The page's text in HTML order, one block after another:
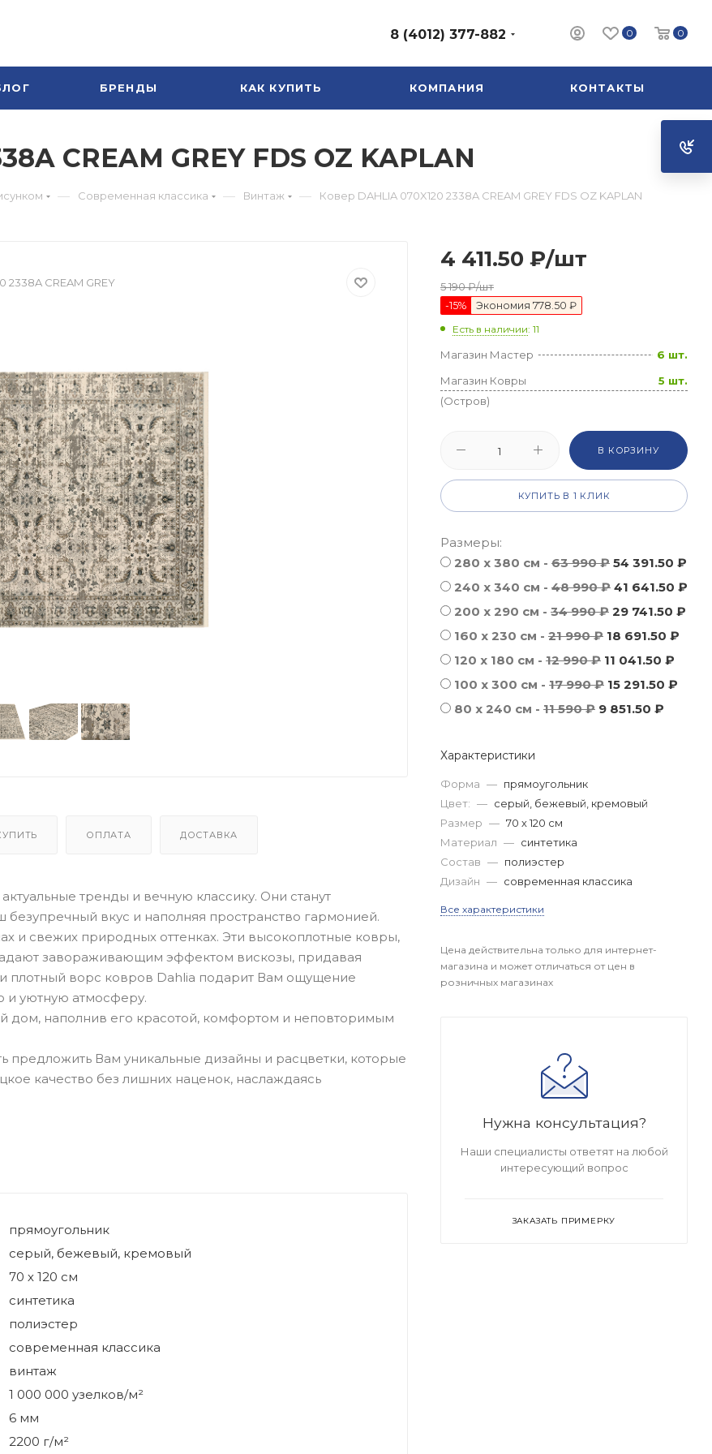
0 0
8 (4012) 377-882
БРЕНДЫ КАК КУПИТЬ КОМПАНИЯ КОНТАКТЫ
CREAM GREY FDS OZ KAPLAN
— Современная классика — Винтаж — Ковер DAHLIA 070X120 2338A CREAM GREY FDS OZ KAPLAN
2338A CREAM GREY
ОПЛАТА ДОСТАВКА
тренды и вечную классику. Они станут
вкус и наполняя пространство гармонией.
и свежих природных оттенках. Эти высокоплотные ковры,
завораживающим эффектом вискозы, придавая
плотный ворс ковров Dahlia подарит Вам ощущение
и уютную атмосферу.
дом, наполнив его красотой, комфортом и неповторимым
Вам уникальные дизайны и расцветки, которые
качество без лишних наценок, наслаждаясь
прямоугольник
серый, бежевый, кремовый
70 х 120 см
синтетика
полиэстер
современная классика
винтаж
1 000 000 узелков/м²
6 мм
2200 г/м²
4 411.50 ₽/шт
5 190₽/шт
-15% Экономия 778.50 ₽
Есть в наличии: 11
Магазин Мастер
6 шт.
Магазин Ковры
(Остров)
5 шт.
В КОРЗИНУ
КУПИТЬ В 1 КЛИК
Размеры:
280 x 380 см - 63 990 ₽ 54 391.50 ₽
240 x 340 см - 48 990 ₽ 41 641.50 ₽
200 x 290 см - 34 990 ₽ 29 741.50 ₽
160 x 230 см - 21 990 ₽ 18 691.50 ₽
120 x 180 см - 12 990 ₽ 11 041.50 ₽
100 x 300 см - 17 990 ₽ 15 291.50 ₽
80 x 240 см - 11 590 ₽ 9 851.50 ₽
Характеристики
Форма — прямоугольник
Цвет: — серый, бежевый, кремовый
Размер — 70 х 120 см
Материал — синтетика
Состав — полиэстер
Дизайн — современная классика
Все характеристики
Цена действительна только для интернет-
магазина и может отличаться от цен в
розничных магазинах
Нужна консультация?
Наши специалисты ответят на любой
интересующий вопрос
ЗАКАЗАТЬ ПРИМЕРКУ